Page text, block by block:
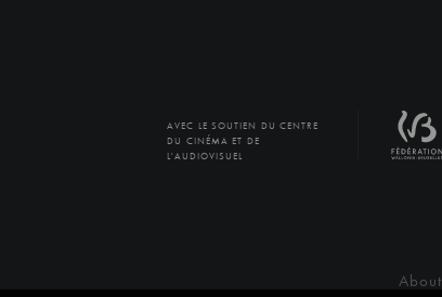
AVEC LE SOUTIEN DU CENTRE
DU CINÉMA ET DE
L'AUDIOVISUEL
About